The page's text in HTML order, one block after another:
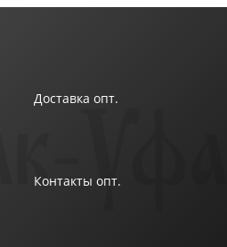
Доставка опт.
Контакты опт.